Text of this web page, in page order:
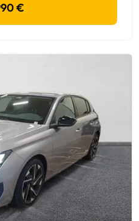
€